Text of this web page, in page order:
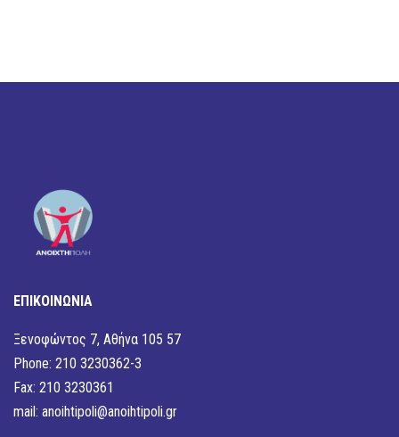
ΕΠΙΚΟΙΝΩΝΙΑ
Ξενοφώντος 7, Αθήνα 105 57
Phone: 210 3230362-3
Fax: 210 3230361
mail: anoihtipoli@anoihtipoli.gr